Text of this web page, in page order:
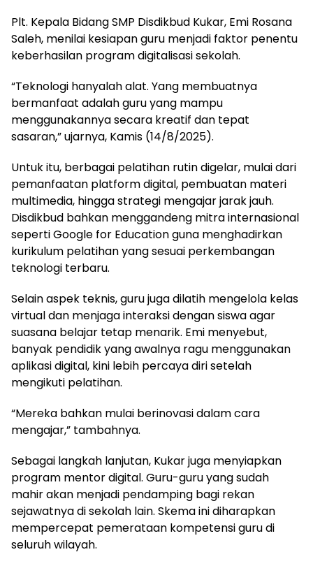
Plt. Kepala Bidang SMP Disdikbud Kukar, Emi Rosana
Saleh, menilai kesiapan guru menjadi faktor penentu
keberhasilan program digitalisasi sekolah.
“Teknologi hanyalah alat. Yang membuatnya
bermanfaat adalah guru yang mampu
menggunakannya secara kreatif dan tepat
sasaran,” ujarnya, Kamis (14/8/2025).
Untuk itu, berbagai pelatihan rutin digelar, mulai dari
pemanfaatan platform digital, pembuatan materi
multimedia, hingga strategi mengajar jarak jauh.
Disdikbud bahkan menggandeng mitra internasional
seperti Google for Education guna menghadirkan
kurikulum pelatihan yang sesuai perkembangan
teknologi terbaru.
Selain aspek teknis, guru juga dilatih mengelola kelas
virtual dan menjaga interaksi dengan siswa agar
suasana belajar tetap menarik. Emi menyebut,
banyak pendidik yang awalnya ragu menggunakan
aplikasi digital, kini lebih percaya diri setelah
mengikuti pelatihan.
“Mereka bahkan mulai berinovasi dalam cara
mengajar,” tambahnya.
Sebagai langkah lanjutan, Kukar juga menyiapkan
program mentor digital. Guru-guru yang sudah
mahir akan menjadi pendamping bagi rekan
sejawatnya di sekolah lain. Skema ini diharapkan
mempercepat pemerataan kompetensi guru di
seluruh wilayah.